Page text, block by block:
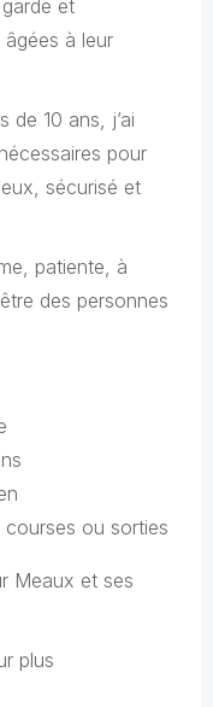
et
âgées à leur
de 10 ans, j’ai
pour
sécurisé et
patiente, à
des personnes
courses ou sorties
Meaux et ses
plus